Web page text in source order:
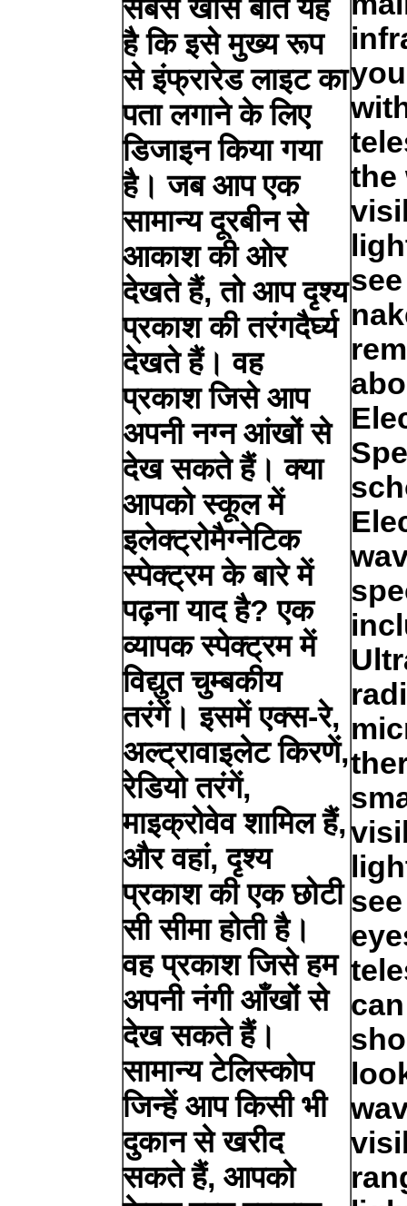
सबसे खास बात यह
है कि इसे मुख्य रूप
से इंफ्रारेड लाइट का
पता लगाने के लिए
डिजाइन किया गया
है। जब आप एक
सामान्य दूरबीन से
आकाश की ओर
देखते हैं, तो आप दृश्य
प्रकाश की तरंगदैर्घ्य
देखते हैं। वह
प्रकाश जिसे आप
अपनी नग्न आंखों से
देख सकते हैं। क्या
आपको स्कूल में
इलेक्ट्रोमैग्नेटिक
स्पेक्ट्रम के बारे में
पढ़ना याद है? एक
व्यापक स्पेक्ट्रम में
विद्युत चुम्बकीय
तरंगें। इसमें एक्स-रे,
अल्ट्रावाइलेट किरणें,
रेडियो तरंगें,
माइक्रोवेव शामिल हैं,
और वहां, दृश्य
प्रकाश की एक छोटी
सी सीमा होती है।
वह प्रकाश जिसे हम
अपनी नंगी आँखों से
देख सकते हैं।
सामान्य टेलिस्कोप
जिन्हें आप किसी भी
दुकान से खरीद
सकते हैं, आपको
the